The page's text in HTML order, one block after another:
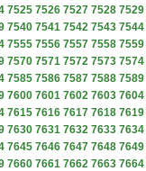
7525 7526 7527 7528 7529
7540 7541 7542 7543 7544
7555 7556 7557 7558 7559
7570 7571 7572 7573 7574
7585 7586 7587 7588 7589
7600 7601 7602 7603 7604
7615 7616 7617 7618 7619
7630 7631 7632 7633 7634
7645 7646 7647 7648 7649
7660 7661 7662 7663 7664